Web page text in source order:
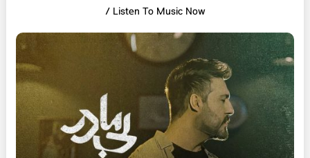
/ Listen To Music Now